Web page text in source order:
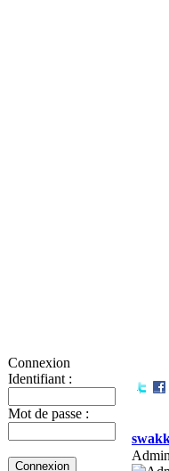
Connexion
Identifiant :
Mot de passe :